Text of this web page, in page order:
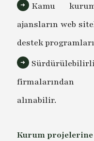
Kamu
ajansların web
destek
firmalarından
alınabilir.
Kurum